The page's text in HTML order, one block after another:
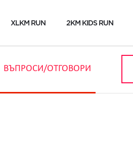
XLKM RUN 2KM KIDS RUN
ВЪПРОСИ/ОТГОВОРИ